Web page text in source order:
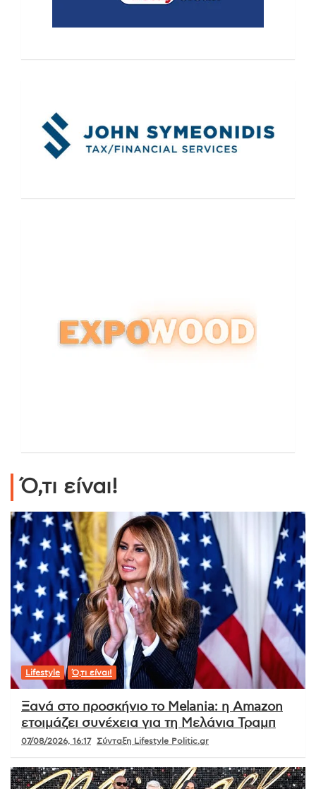
Ό,τι είναι!
Lifestyle Ό,τι είναι!
Ξανά στο προσκήνιο το Melania: η Amazon
ετοιμάζει συνέχεια για τη Μελάνια Τραμπ
07/08/2026, 16:17 Σύνταξη Lifestyle Politic.gr